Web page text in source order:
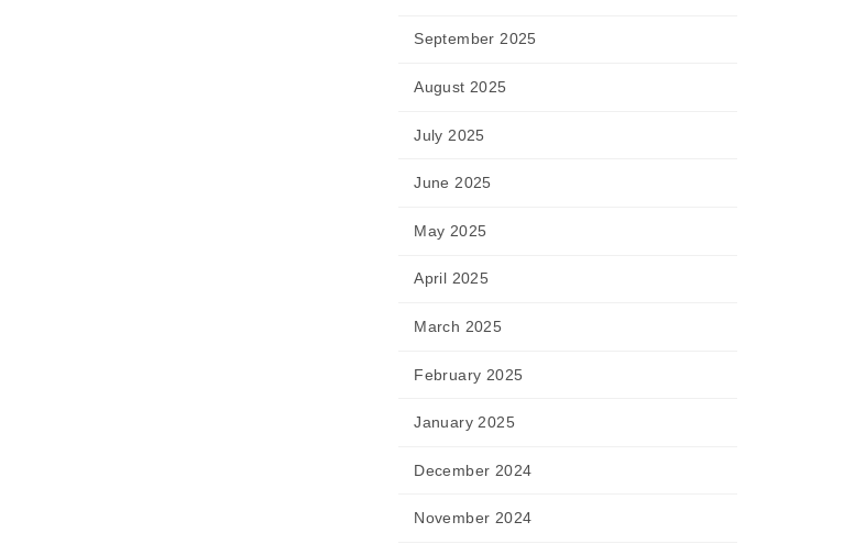
September 2025
August 2025
July 2025
June 2025
May 2025
April 2025
March 2025
February 2025
January 2025
December 2024
November 2024